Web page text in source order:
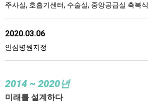
주사실, 호흡기센터, 수술실, 중앙공급실 축복식
2020.03.06
안심병원지정
2014 ~ 2020년
미래를 설계하다